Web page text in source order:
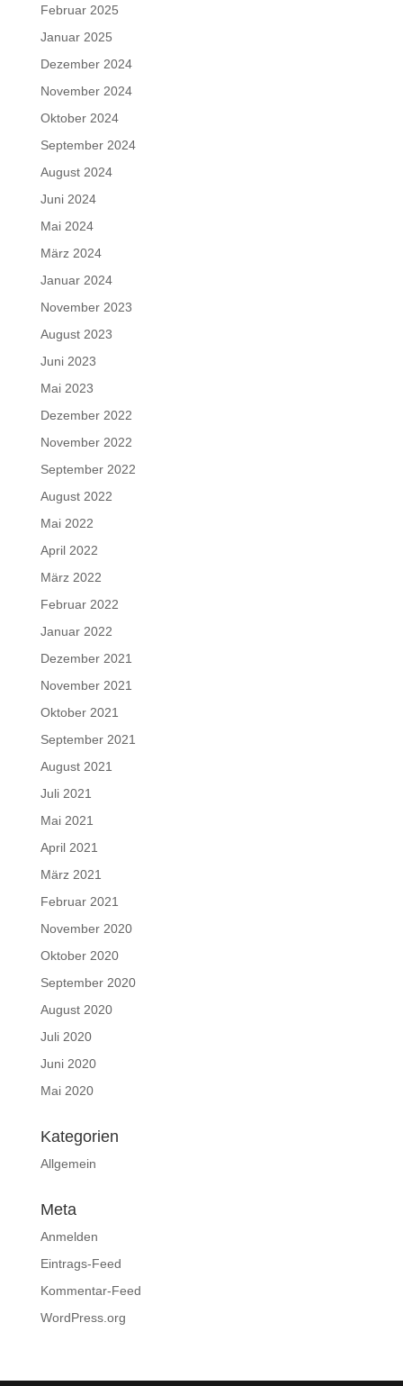
Februar 2025
Januar 2025
Dezember 2024
November 2024
Oktober 2024
September 2024
August 2024
Juni 2024
Mai 2024
März 2024
Januar 2024
November 2023
August 2023
Juni 2023
Mai 2023
Dezember 2022
November 2022
September 2022
August 2022
Mai 2022
April 2022
März 2022
Februar 2022
Januar 2022
Dezember 2021
November 2021
Oktober 2021
September 2021
August 2021
Juli 2021
Mai 2021
April 2021
März 2021
Februar 2021
November 2020
Oktober 2020
September 2020
August 2020
Juli 2020
Juni 2020
Mai 2020
Kategorien
Allgemein
Meta
Anmelden
Eintrags-Feed
Kommentar-Feed
WordPress.org